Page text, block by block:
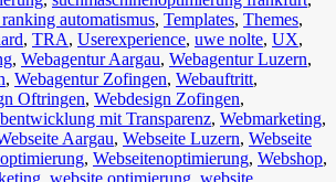
automatismus, Templates, Themes,
, TRA, Userexperience, uwe nolte, UX,
, Webagentur Aargau, Webagentur Luzern,
, Webagentur Zofingen, Webauftritt,
Oftringen, Webdesign Zofingen,
mit Transparenz, Webmarketing,
Aargau, Webseite Luzern, Webseite
, Webseitenoptimierung, Webshop,